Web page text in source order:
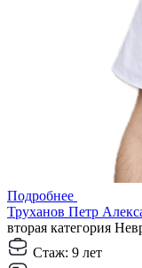
Подробнее
Труханов Петр
вторая категория
Стаж: 9 лет